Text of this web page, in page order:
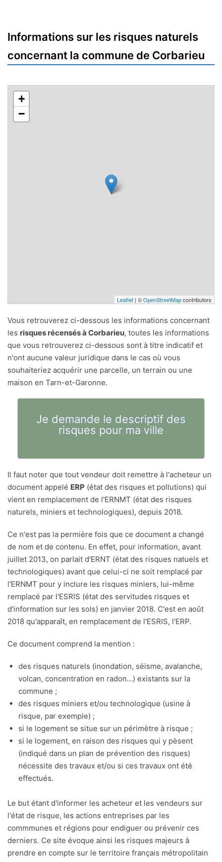
Informations sur les risques naturels
concernant la commune de Corbarieu
+
−
Leaflet | ©OpenStreetMapcontributors
Vous retrouverez ci-dessous les informations concernant
les risques récensés à Corbarieu, toutes les informations
que vous retrouverez ci-dessous sont à titre indicatif et
n'ont aucune valeur juridique dans le cas où vous
souhaiteriez acquérir une parcelle, un terrain ou une
maison en Tarn-et-Garonne.
Je demande le descriptif des
risques pour ma ville
Il faut noter que tout vendeur doit remettre à l'acheteur un
document appelé ERP (état des risques et pollutions) qui
vient en remplacement de l'ERNMT (état des risques
naturels, miniers et technologiques), depuis 2018.
Ce n'est pas la permière fois que ce document a changé
de nom et de contenu. En effet, pour information, avant
juillet 2013, on parlait d'ERNT (état des risques natuels et
technologiques) avant que celui-ci ne soit remplacé par
l'ERNMT pour y inclure les risques miniers, lui-même
remplacé par l'ESRIS (état des servitudes risques et
d'information sur les sols) en janvier 2018. C'est en août
2018 qu'apparaît, en remplacement de l'ESRIS, l'ERP.
Ce document comprend la mention :
des risques naturels (inondation, séisme, avalanche,
volcan, concentration en radon...) existants sur la
commune ;
des risques miniers et/ou technologique (usine à
risque, par exemple) ;
si le logement se situe sur un périmètre à risque ;
si le logement, en raison des risques qui y pèsent
(indiqué dans un plan de prévention des risques)
nécessite des travaux et/ou si ces travaux ont été
effectués.
Le but étant d'informer les acheteur et les vendeurs sur
l'état de risque, les actions entreprises par les
commmunes et régions pour endiguer ou prévenir ces
derniers. Ce site évoque ainsi les risques majeurs à
prendre en compte sur le territoire français métropolitain